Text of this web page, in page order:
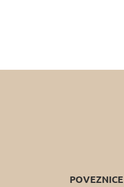
POVEZNICE